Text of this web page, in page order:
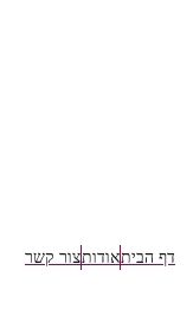
דף הביתאודותצור קשר